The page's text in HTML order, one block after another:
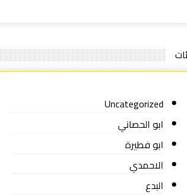
Uncategorized
ابو الحصاني
ابو فطيرة
الاحمدي
البدع